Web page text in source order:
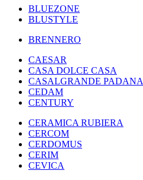
BLUEZONE
BLUSTYLE
BRENNERO
CAESAR
CASA DOLCE CASA
CASALGRANDE PADANA
CEDAM
CENTURY
CERAMICA RUBIERA
CERCOM
CERDOMUS
CERIM
CEVICA